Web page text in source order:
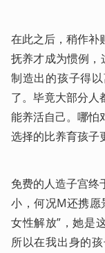
在此之后，稍作补
抚养才成为惯例，
制造出的孩子得
了。毕竟大部分人
能养活自己。哪怕
选择的比养育孩子
免费的人造子宫终
小，何况M还携愿
女性解放”，她是
所以在我出身的